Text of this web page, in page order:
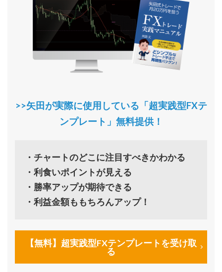
>>矢田が実際に使用している「超実践型FXテ
ンプレート」無料提供！
・チャートのどこに注目すべきかわかる
・利食いポイントが見える
・勝率アップが期待できる
・利益金額ももちろんアップ！
【無料】超実践型FXテンプレートを受け取
る